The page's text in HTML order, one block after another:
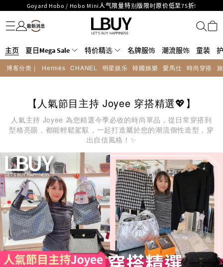
LBuy呈献 - Hermès 及 Chanel 手袋及首饰低至6折，立即入手!
LBuy Nintendo Switch / Nintendo Switch 2 正规商品零售店登陆MOKO 4楼
426号铺！
MOKO 1楼175号铺旗舰店特设名牌Hermès、CHANEL及LV专区！
购物满HKD500即享免运费！
LBuy获香港知识产权署颁发2026《正版正货承诺》商标
LBuy MEGA SALE 精选名牌手袋及小皮具低至6折
名牌服饰
潮流服饰
童装
护肤美妆
香水香薰
个人护理
母婴护理
游戏及精品玩具
文仪用品
家居生活
电子产品
美食
医药保健
运动与户外用品
主页 夏日Mega Sale 特价精选 名牌服饰 潮流服饰 童装
博客分类 | Hermès CHANEL 明星娱乐 韓國娛樂 愛馬仕 時尚穿搭
【人氣節目主持 Joyee 穿搭精選💖】
人氣主持 Joyee 為您精選今季必收的時尚單品，從日常穿搭到
型格亮眼，都能輕鬆駕馭，一起打造屬於您的潮流個性造型，穿
出自信風格！✨